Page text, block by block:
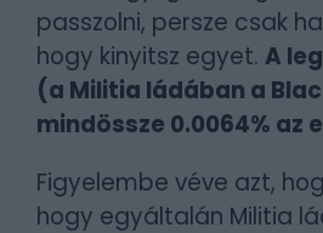
passzolni, persze csak
hogy kinyitsz egyet. A
(a Militia ládában a
mindössze 0.0064% az
Figyelembe véve azt,
hogy egyáltalán Militia